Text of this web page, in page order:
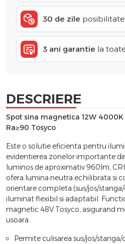
30 de zile
3 ani garantie la
DESCRIERE
Spot sina magnetica 12W 4000K
Ra≥90 Tosyco
Este o solutie eficienta pentru
evidentierea zonelor importante
luminos de aproximativ 960lm,
ofera lumina neutra echilibrata si
orientare completa (sus/jos/
iluminat flexibil si adaptabil.
magnetic 48V Tosyco, asigurand
usoara..
Permite culisarea sus/jos/stanga/